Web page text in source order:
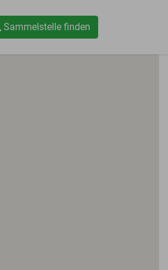
Sammelstelle finden